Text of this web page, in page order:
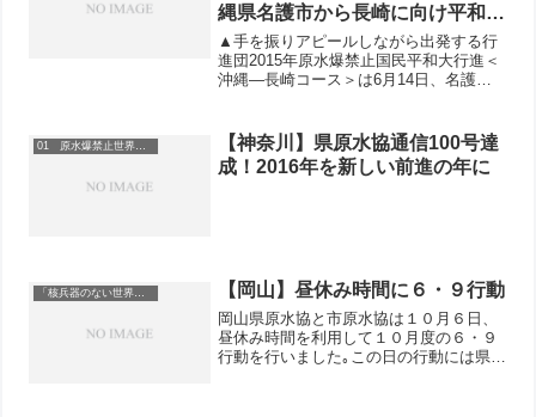
縄県名護市から長崎に向け平和行
進が出発
▲手を振りアピールしながら出発する行
進団2015年原水爆禁止国民平和大行進＜
沖縄―長崎コース＞は6月14日、名護市
原水協事務局長180人が集まった出発集
会では、佐事安夫...
01 原水爆禁止世界大会
【神奈川】県原水協通信100号達
成！2016年を新しい前進の年に
「核兵器のない世界を」 【岡山】昼休み時間に６・９行動
岡山県原水協と市原水協は１０月６日、
昼休み時間を利用して１０月度の６・９
行動を行いました｡この日の行動には県労